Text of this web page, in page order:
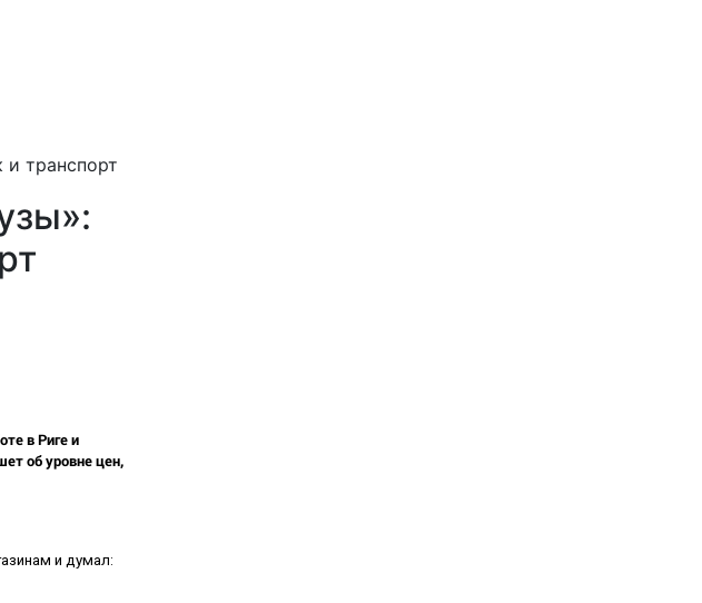
и транспорт
в Риге и
об уровне цен,
и думал: